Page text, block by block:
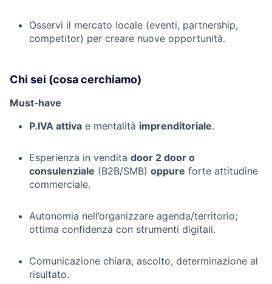
Osservi il mercato locale (eventi, partnership,
competitor) per creare nuove opportunità.
Chi sei (cosa cerchiamo)
Must‑have
P.IVA attiva e mentalità imprenditoriale.
Esperienza in vendita door 2 door o
consulenziale (B2B/SMB) oppure forte attitudine
commerciale.
Autonomia nell’organizzare agenda/territorio;
ottima confidenza con strumenti digitali.
Comunicazione chiara, ascolto, determinazione al
risultato.